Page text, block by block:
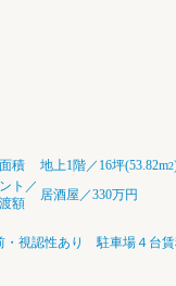
積 地上1階／16坪(53.82m2
ト／
額
居酒屋／330万円
視認性あり 駐車場４台